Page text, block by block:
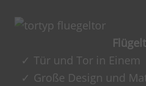
Tür und Tor in Einem
Große Design und